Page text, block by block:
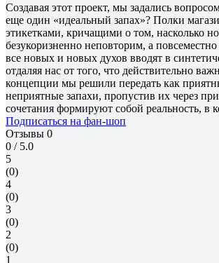
Создавая этот проект, мы задались
еще один «идеальный запах»? Полки
этикетками, кричащими о том, насколько
безукоризненно неповторим, а
все новых и новых духов вводят в
отдаляя нас от того, что действительно
концепции мы решили передать как
неприятные запахи, пропустив их через
сочетания формируют собой реальность, в
Подписаться на фан-шоп
Отзывы 0
0 / 5.0
5
(0)
4
(0)
3
(0)
2
(0)
1